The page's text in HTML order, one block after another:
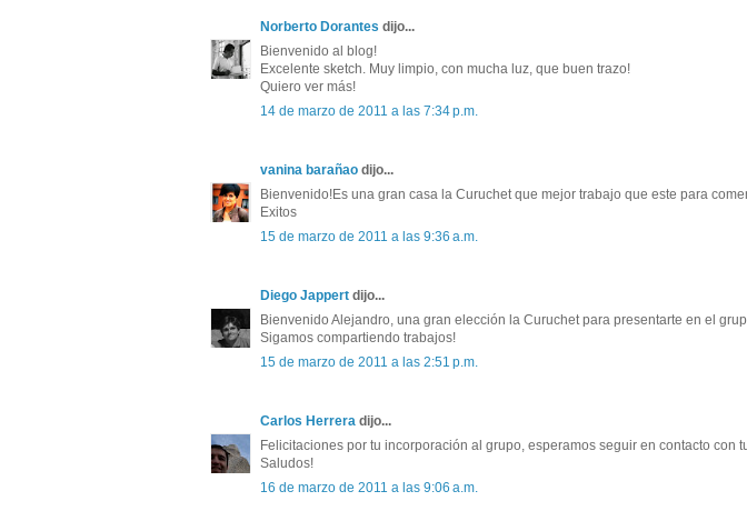
Norberto Dorantes dijo...
Bienvenido al blog!
Excelente sketch. Muy limpio, con mucha luz, que buen trazo!
Quiero ver más!
14 de marzo de 2011 a las 7:34 p.m.
vanina barañao dijo...
Bienvenido!Es una gran casa la Curuchet que mejor trabajo que este para
Exitos
15 de marzo de 2011 a las 9:36 a.m.
Diego Jappert dijo...
Bienvenido Alejandro, una gran elección la Curuchet para presentarte en el
Sigamos compartiendo trabajos!
15 de marzo de 2011 a las 2:51 p.m.
Carlos Herrera dijo...
Felicitaciones por tu incorporación al grupo, esperamos seguir en contacto con
Saludos!
16 de marzo de 2011 a las 9:06 a.m.